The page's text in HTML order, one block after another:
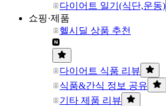
다이어트 일기(식단,운동)
쇼핑·제품
헬시딜 상품 추천
다이어트 식품 리뷰
식품&간식 정보 공유
기타 제품 리뷰